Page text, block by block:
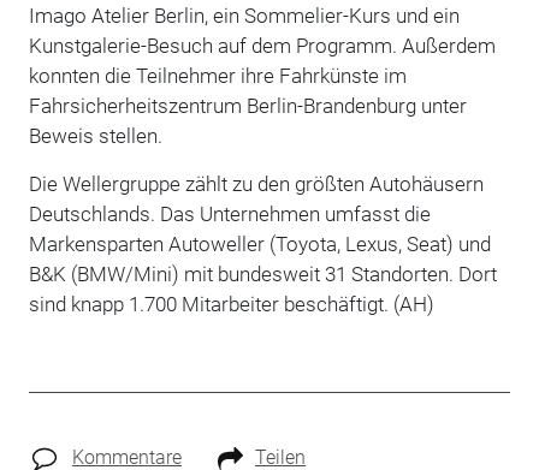
Imago Atelier Berlin, ein Sommelier-Kurs und ein
Kunstgalerie-Besuch auf dem Programm. Außerdem
konnten die Teilnehmer ihre Fahrkünste im
Fahrsicherheitszentrum Berlin-Brandenburg unter
Beweis stellen.
Die Wellergruppe zählt zu den größten Autohäusern
Deutschlands. Das Unternehmen umfasst die
Markensparten Autoweller (Toyota, Lexus, Seat) und
B&K (BMW/Mini) mit bundesweit 31 Standorten. Dort
sind knapp 1.700 Mitarbeiter beschäftigt. (AH)
Kommentare Teilen